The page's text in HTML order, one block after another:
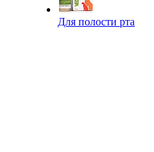
Для полости рта